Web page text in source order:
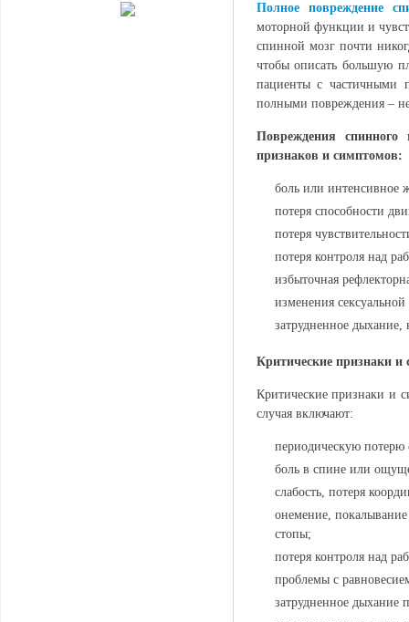
Полное повреждение
моторной функции и
спинной мозг почти
чтобы описать большую
пациенты с частичными
полными повреждения –
Повреждения
признаков и симптомов:
боль или интенсивное
потеря способности
потеря
потеря контроля над
избыточная
изменения
затрудненное дыхание,
Критические признаки
Критические признаки и
случая включают:
периодическую потерю
боль в спине или
слабость, потеря
онемение, покалывание
стопы;
потеря контроля над
проблемы с
затрудненное дыхание